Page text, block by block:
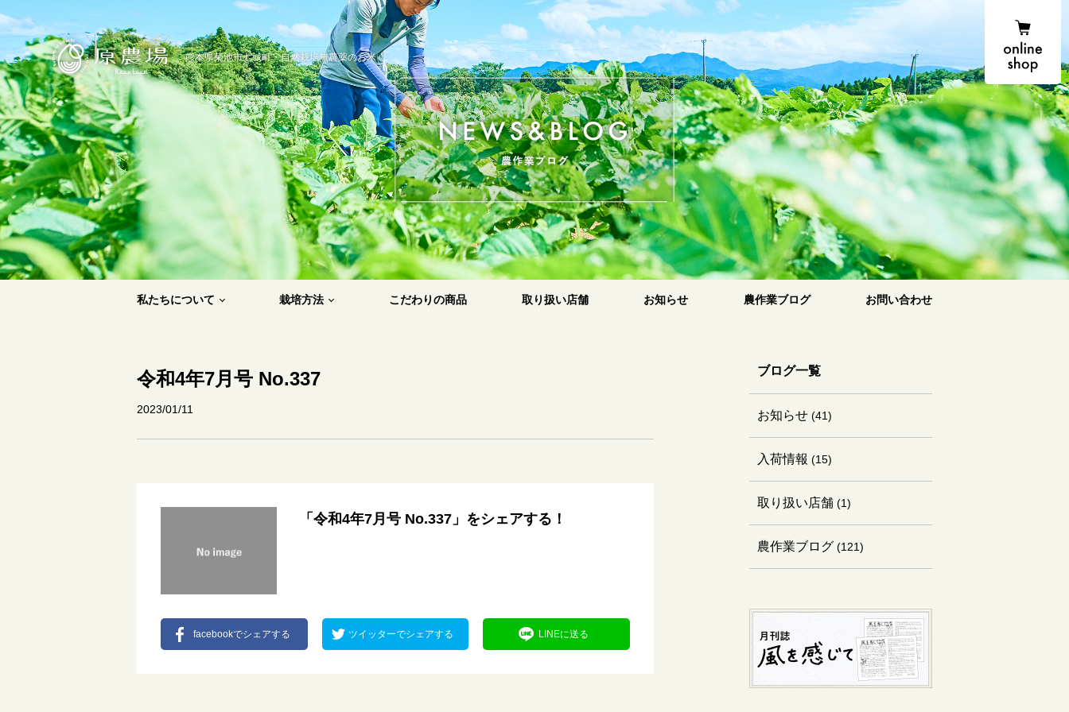
原農場便り
原農場
熊本県菊池市七城町・自然栽培無農薬のお米
私たちについて 栽培方法 こだわりの商品 取り扱い店舗 お知らせ 農作業ブログ お問い合わせ
令和4年7月号 No.337
2023/01/11
「令和4年7月号 No.337」をシェアする！
facebookでシェアする ツイッターでシェアする LINEに送る
ブログ一覧
お知らせ (41)
入荷情報 (15)
取り扱い店舗 (1)
農作業ブログ (121)